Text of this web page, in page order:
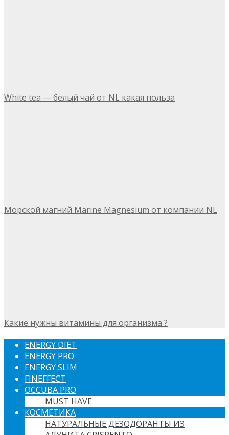
White tea — белый чай от NL какая польза
Морской магний Marine Magnesium от компании NL
Какие нужны витамины для организма ?
ENERGY DIET
ENERGY PRO
ENERGY SLIM
FINEFFECT
OCCUBA PRO
MUST HAVE
КОСМЕТИКА
НАТУРАЛЬНЫЕ ДЕЗОДОРАНТЫ ИЗ